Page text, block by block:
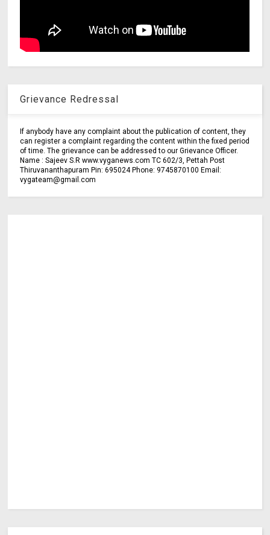
Grievance Redressal
If anybody have any complaint about the publication of content, they
can register a complaint regarding the content within the fixed period
of time. The grievance can be addressed to our Grievance Officer.
Name : Sajeev S.R www.vyganews.com TC 602/3, Pettah Post
Thiruvananthapuram Pin: 695024 Phone: 9745870100 Email:
vygateam@gmail.com